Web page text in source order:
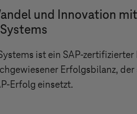
und Innovation mit
ist ein SAP-
Erfolgsbilanz,
Erfolg einsetzt.